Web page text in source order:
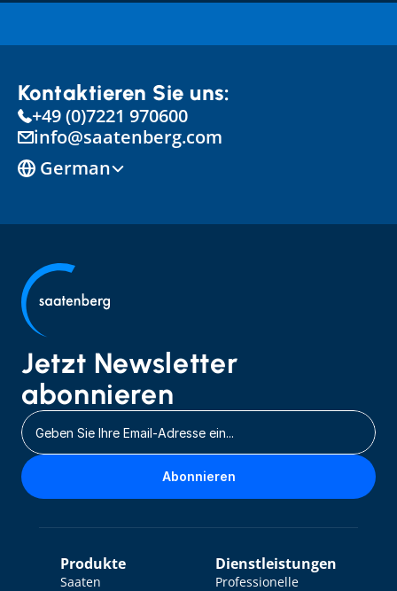
Kontaktieren Sie uns:
+49 (0)7221 970600
info@saatenberg.com
German
Jetzt Newsletter
abonnieren
Abonnieren
Produkte
Saaten
Dienstleistungen
Professionelle